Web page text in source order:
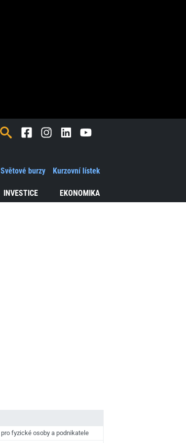
INVESTICE EKONOMIKA
Světové burzy Kurzovní lístek
FacebookInstagramLinkedInYoutube
pro fyzické osoby a podnikatele